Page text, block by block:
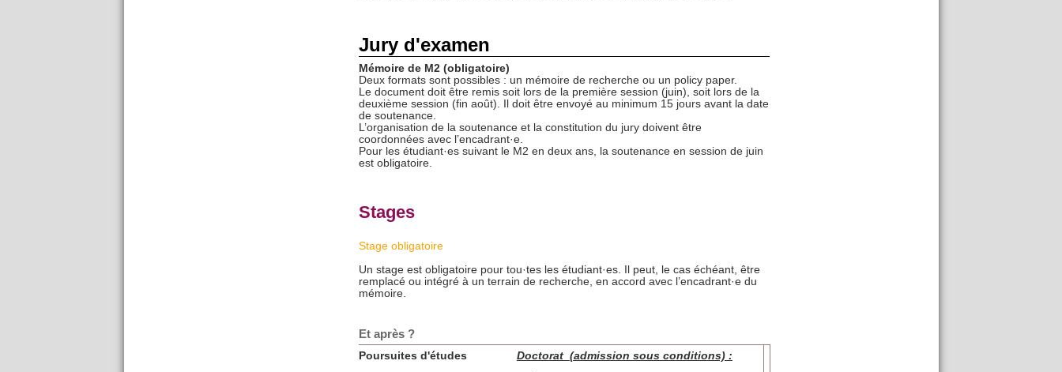
Jury d'examen
Mémoire de M2 (obligatoire)
Deux formats sont possibles : un mémoire de recherche ou un policy paper.
Le document doit être remis soit lors de la première session (juin), soit lors de la
deuxième session (fin août). Il doit être envoyé au minimum 15 jours avant la date
de soutenance.
L’organisation de la soutenance et la constitution du jury doivent être
coordonnées avec l’encadrant·e.
Pour les étudiant·es suivant le M2 en deux ans, la soutenance en session de juin
est obligatoire.
Stages
Stage obligatoire
Un stage est obligatoire pour tou·tes les étudiant·es. Il peut, le cas échéant, être
remplacé ou intégré à un terrain de recherche, en accord avec l’encadrant·e du
mémoire.
Et après ?
Poursuites d'études Doctorat (admission sous conditions) :